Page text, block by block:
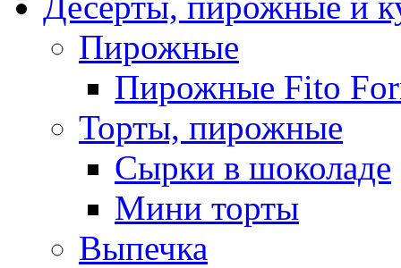
Пирожные
Пирожные Fito
Торты, пирожные
Сырки в шоколаде
Мини торты
Выпечка